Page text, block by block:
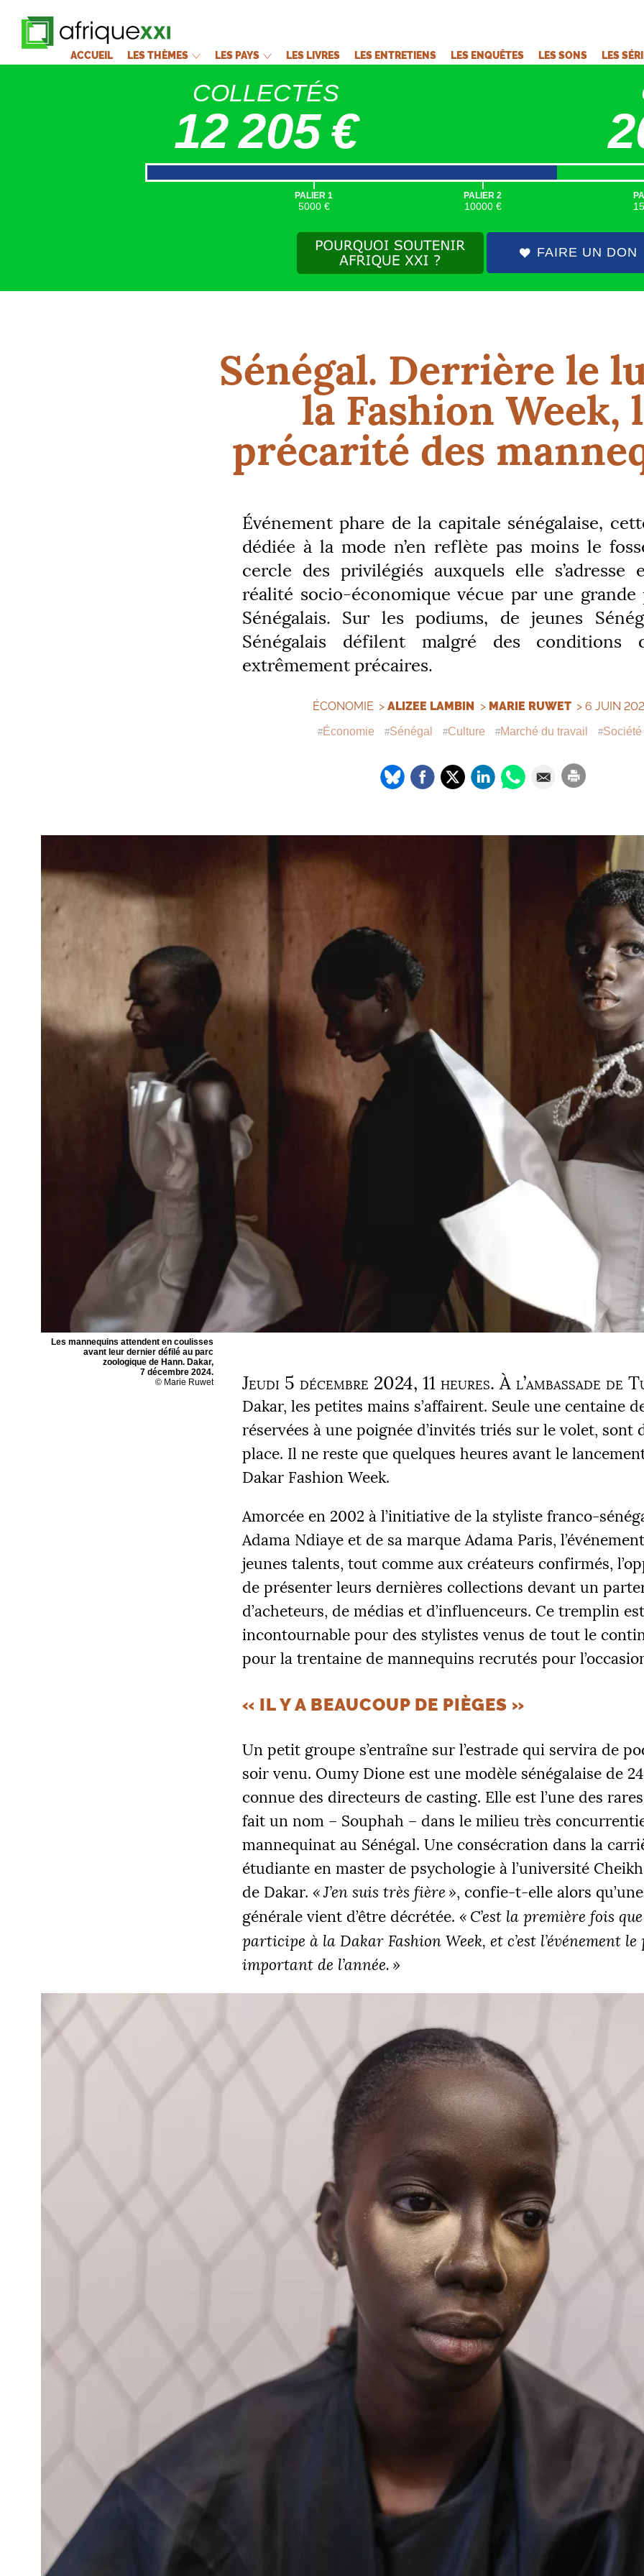
ACCUEIL LES THÈMES LES PAYS LES LIVRES LES ENTRETIENS LES ENQUÊTES LES SONS LES
COLLECTÉS
12 205 €
|
PALIER 1
5000 €
|
PALIER 2
10000 €
FAIRE UN DON
Sénégal. Derrière le
la Fashion Week,
précarité des
Événement phare de la capitale sénégalaise,
dédiée à la mode n’en reflète pas moins le
cercle des privilégiés auxquels elle s’adresse
réalité socio-économique vécue par une grande
Sénégalais. Sur les podiums, de jeunes
Sénégalais défilent malgré des conditions
extrêmement précaires.
ÉCONOMIE >ALIZEE LAMBIN > MARIE RUWET > 6 JUIN
Économie Sénégal Culture Marché du travail Société
Les mannequins attendent en coulisses
avant leur dernier défilé au parc
zoologique de Hann. Dakar,
7 décembre 2024.
© Marie Ruwet
Jeudi 5 décembre 2024, 11 heures. À l’ambassade de
Dakar, les petites mains s’affairent. Seule une centaine
réservées à une poignée d’invités triés sur le volet, sont
place. Il ne reste que quelques heures avant le
Dakar Fashion Week.
Amorcée en 2002 à l’initiative de la styliste franco-
Adama Ndiaye et de sa marque Adama Paris,
jeunes talents, tout comme aux créateurs confirmés,
de présenter leurs dernières collections devant un
d’acheteurs, de médias et d’influenceurs. Ce tremplin est
incontournable pour des stylistes venus de tout le
pour la trentaine de mannequins recrutés pour
« IL Y A BEAUCOUP DE PIÈGES »
Un petit groupe s’entraîne sur l’estrade qui servira de
soir venu. Oumy Dione est une modèle sénégalaise de
connue des directeurs de casting. Elle est l’une des rares
fait un nom – Souphah – dans le milieu très
mannequinat au Sénégal. Une consécration dans la
étudiante en master de psychologie à l’université
de Dakar. «J’en suis très fière », confie-t-elle alors
générale vient d’être décrétée. « C’est la première fois
participe à la Dakar Fashion Week, et c’est l’événement le
important de l’année. »
12 205 €
|
5000 €
|
10000 €
FAIRE UN DON